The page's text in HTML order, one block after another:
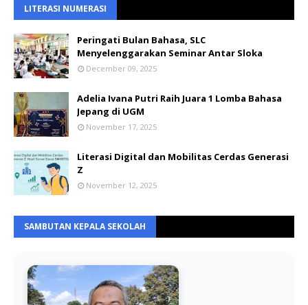
LITERASI NUMERASI
Peringati Bulan Bahasa, SLC
Menyelenggarakan Seminar Antar Sloka
December 09, 2025
Adelia Ivana Putri Raih Juara 1 Lomba Bahasa
Jepang di UGM
November 17, 2025
Literasi Digital dan Mobilitas Cerdas Generasi
Z
November 12, 2025
SAMBUTAN KEPALA SEKOLAH